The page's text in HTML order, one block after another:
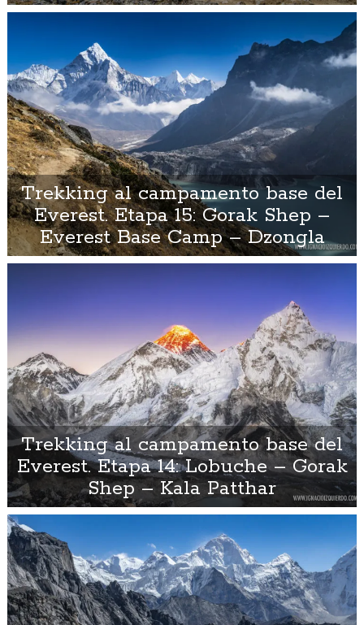
Trekking al campamento base del
Everest. Etapa 15: Gorak Shep –
Everest Base Camp – Dzongla
Trekking al campamento base del
Everest. Etapa 14: Lobuche – Gorak
Shep – Kala Patthar